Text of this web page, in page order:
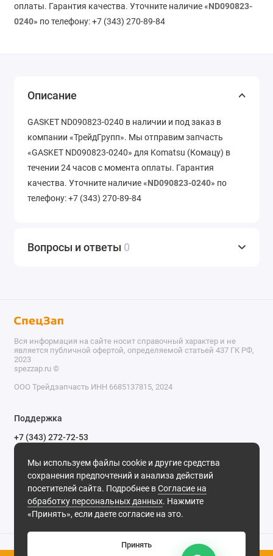
оплаты. Гарантия качества. Уточните наличие «ND090823-
0240» по телефону: +7 (343) 270-89-84
Описание
GASKET ND090823-0240 в наличии и под заказ в
компании «ТрейдГрупп». Мы отправим запчасть
«GASKET ND090823-0240» для Komatsu (Комацу) в
течении 24 часов с момента оплаты. Гарантия
качества. Уточните наличие «ND090823-0240» по
телефону: +7 (343) 270-89-84
Вопросы и ответы 0
Мы используем файлы cookie и другие средства
сохранения предпочтений и анализа действий
посетителей сайта. Подробнее вСогласие на
обработку персональных данных. Нажмите
«Принять», если даете согласие на это.
Принять
Вся информация на сайте носит справочный характер и не
является публичной офертой, определяемой статьей 437 ГК РФ,
2023
spezzap.ru ©️
ООО Трейдзапчасть ИНН 6685137815, 2024
Поддержка
+7 (343) 272-72-53
Обратный звонок
620030, г. Екатеринбург, ул. Карьерная, д. 14, оф. 14.
Мы в сети